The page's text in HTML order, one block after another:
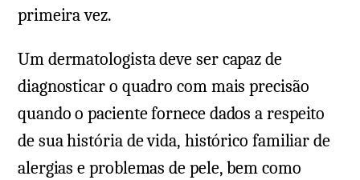
primeira vez.
Um dermatologista deve ser capaz de
diagnosticar o quadro com mais precisão
quando o paciente fornece dados a respeito
de sua história de vida, histórico familiar de
alergias e problemas de pele, bem como